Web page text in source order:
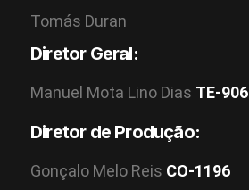
Tomás Duran
Diretor Geral:
Manuel Mota Lino Dias TE-906
Diretor de Produção:
Gonçalo Melo Reis CO-1196